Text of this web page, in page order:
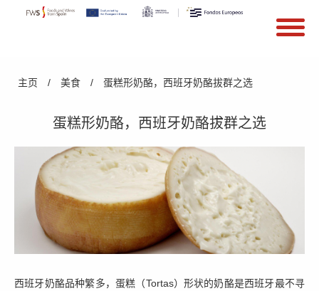
Search form
主页 / 美食 / 蛋糕形奶酪，西班牙奶酪拔群之选
蛋糕形奶酪，西班牙奶酪拔群之选
西班牙奶酪品种繁多，蛋糕（Tortas）形状的奶酪是西班牙最不寻